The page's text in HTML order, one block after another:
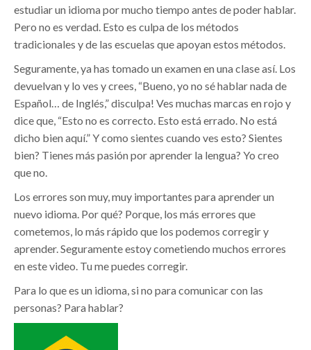
estudiar un idioma por mucho tiempo antes de poder hablar.
Pero no es verdad. Esto es culpa de los métodos
tradicionales y de las escuelas que apoyan estos métodos.
Seguramente, ya has tomado un examen en una clase así. Los
devuelvan y lo ves y crees, “Bueno, yo no sé hablar nada de
Español… de Inglés,” disculpa! Ves muchas marcas en rojo y
dice que, “Esto no es correcto. Esto está errado. No está
dicho bien aquí.” Y como sientes cuando ves esto? Sientes
bien? Tienes más pasión por aprender la lengua? Yo creo
que no.
Los errores son muy, muy importantes para aprender un
nuevo idioma. Por qué? Porque, los más errores que
cometemos, lo más rápido que los podemos corregir y
aprender. Seguramente estoy cometiendo muchos errores
en este video. Tu me puedes corregir.
Para lo que es un idioma, si no para comunicar con las
personas? Para hablar?